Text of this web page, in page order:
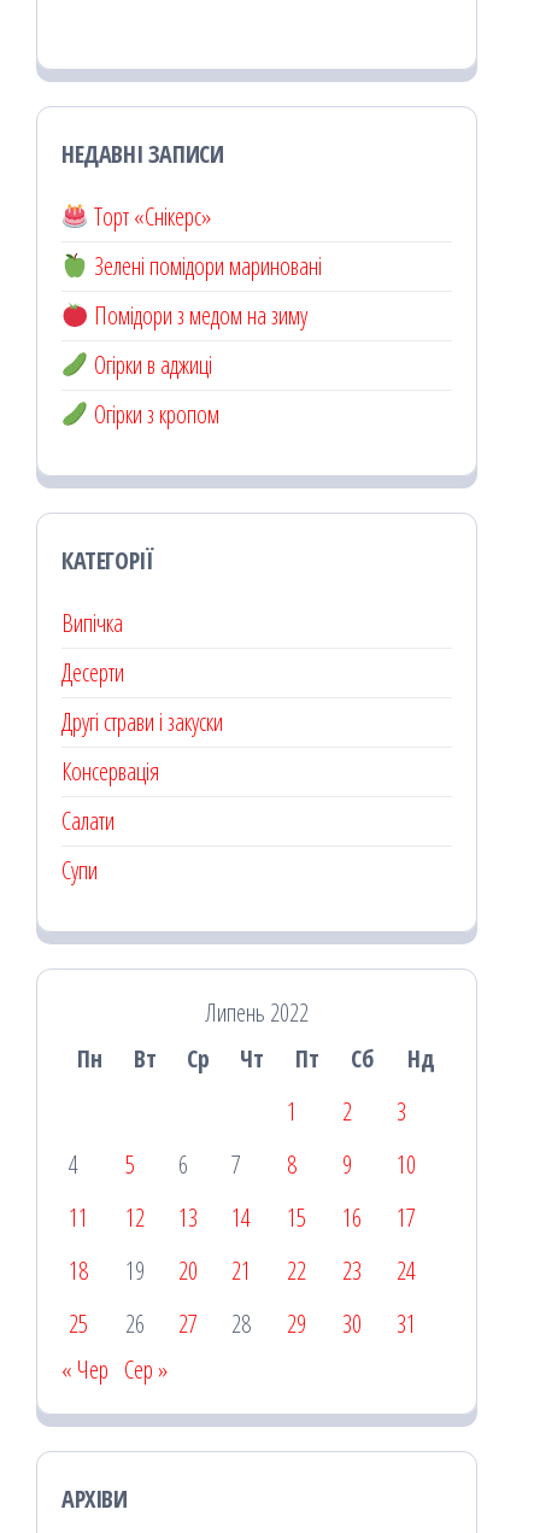
НЕДАВНІ ЗАПИСИ
Торт «Снікерс»
Зелені помідори мариновані
Помідори з медом на зиму
Огірки в аджиці
Огірки з кропом
КАТЕГОРІЇ
Випічка
Десерти
Другі страви і закуски
Консервація
Салати
Супи
Липень 2022
Пн
Вт Ср Чт Пт Сб
Нд
1
2
3
4
5 6 7 8 9
10
11
12 13 14 15 16
17
18
19 20 21 22 23
24
25
26 27 28 29 30
31
« Чер Сер »
АРХІВИ